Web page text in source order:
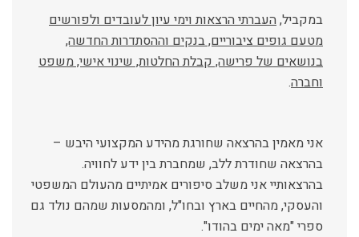
במקביל,העברתי הרצאות וימי עיון לעובדים ולפורשים
מטעם גופים ציבוריים, בנקים וההסתדרות החדשה,
בנושאים של פרישה, קבלת החלטות, שינוי אישי, משפט
וחברה.
אני מאמין בהרצאה שחורגת מהידע המקצועי היבש –
בהרצאה שחודרת ללב, שמחברת בין ידע לחוויה.
בהרצאותיי אני משלב סיפורים אמיתיים מהעולם המשפטי
והעסקי, מהחיים בארץ ובחו"ל, ומהמסעות שמהם נולד גם
ספרי "מאה ימים בהודו".